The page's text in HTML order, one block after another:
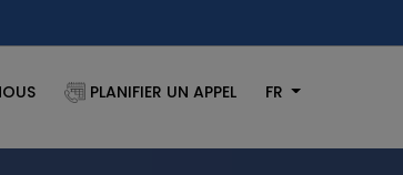
PLANIFIER UN APPEL FR